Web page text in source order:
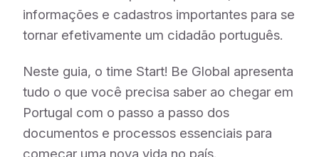
informações e cadastros importantes para se
tornar efetivamente um cidadão português.
Neste guia, o time Start! Be Global apresenta
tudo o que você precisa saber ao chegar em
Portugal com o passo a passo dos
documentos e processos essenciais para